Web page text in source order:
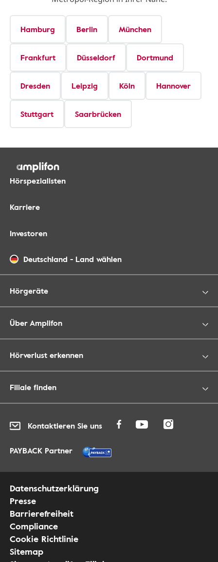
Hamburg Berlin München
Frankfurt Düsseldorf Dortmund
Dresden Leipzig Köln Hannover
Stuttgart Saarbrücken
Hörspezialisten
Karriere
Investoren
Deutschland - Land wählen
Hörgeräte
Über Amplifon
Hörverlust erkennen
Filiale finden
Kontaktieren Sie uns
PAYBACK Partner
Datenschutzerklärung
Presse
Barrierefreiheit
Compliance
Cookie Richtlinie
Sitemap